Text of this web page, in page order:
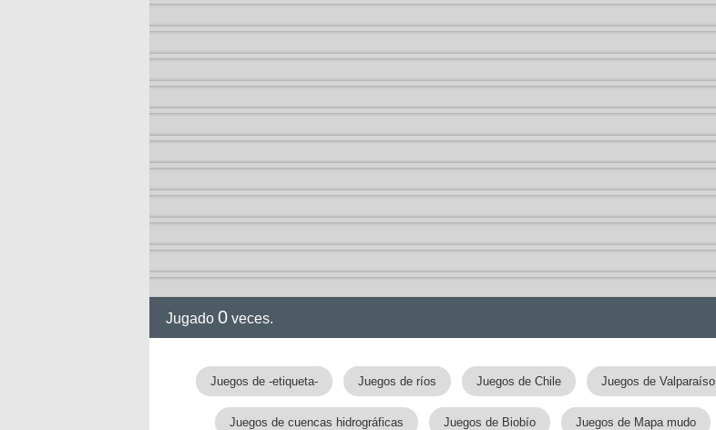
Jugado 0 veces.
Juegos de -etiqueta- Juegos de ríos Juegos de Chile Juegos de Valparaíso
Juegos de cuencas hidrográficas Juegos de Biobío Juegos de Mapa mudo